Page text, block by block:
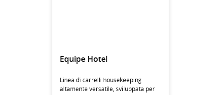
Equipe Hotel
Linea di carrelli housekeeping
altamente versatile, sviluppata per